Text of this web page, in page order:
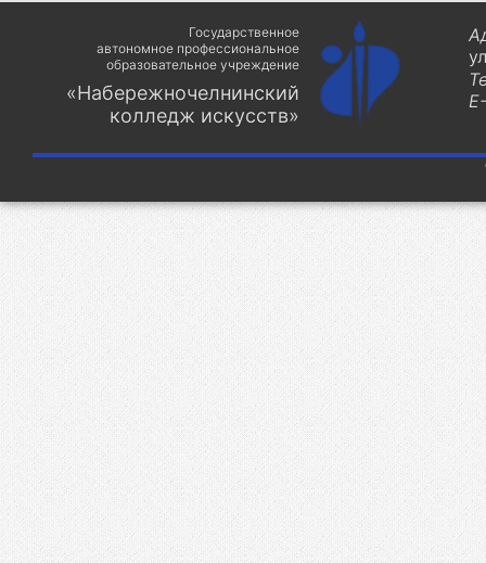
Государственное
автономное профессиональное
образовательное учреждение
«Набережночелнинский
колледж искусств»